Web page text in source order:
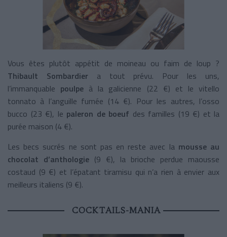
Vous êtes plutôt appétit de moineau ou faim de loup ?
Thibault Sombardiera tout prévu. Pour les uns,
l’immanquable poulpe à la galicienne (22 €) et le vitello
tonnato à l’anguille fumée (14 €). Pour les autres, l’osso
bucco (23 €), le paleron de boeuf des familles (19 €) et la
purée maison (4 €).
Les becs sucrés ne sont pas en reste avec la mousse au
chocolat d’anthologie (9 €), la brioche perdue maousse
costaud (9 €) et l’épatant tiramisu qui n’a rien à envier aux
meilleurs italiens (9 €).
COCKTAILS-MANIA